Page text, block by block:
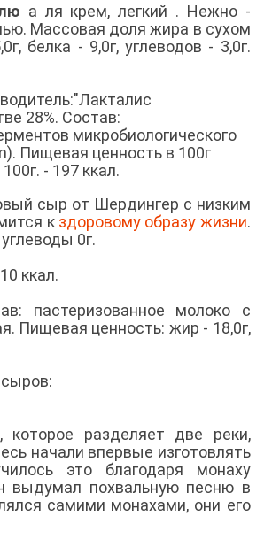
а ля крем, легкий . Нежно -
Массовая доля жира в сухом
белка - 9,0г, углеводов - 3,0г.
28%. Состав:
микробиологического
Пищевая ценность в 100г
- 197 ккал.
сыр от Шердингер с низким
к здоровому образу жизни.
0г.
ккал.
пастеризованное молоко с
Пищевая ценность: жир - 18,0г,
разделяет две реки,
начали впервые изготовлять
это благодаря монаху
выдумал похвальную песню в
самими монахами, они его